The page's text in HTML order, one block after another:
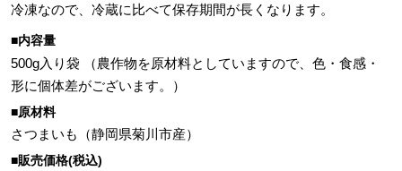
冷凍なので、冷蔵に比べて保存期間が長くなります。
■内容量
500g入り袋 （農作物を原材料としていますので、色・食感・
形に個体差がございます。）
■原材料
さつまいも（静岡県菊川市産）
■販売価格(税込)